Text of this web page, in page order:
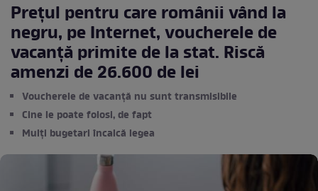
Prețul pentru care românii vând la
negru, pe Internet, voucherele de
vacanță primite de la stat. Riscă
amenzi de 26.600 de lei
Voucherele de vacanță nu sunt transmisibile
Cine le poate folosi, de fapt
Mulți bugetari încalcă legea